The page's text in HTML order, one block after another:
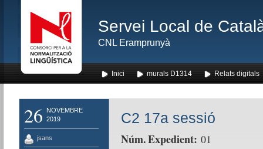
Servei Local de
CNL Eramprunyà
Inici murals D1314 Relats digitals
26
NOVEMBRE
2019
jsans
C2 17a sessió
Núm. Expedient: 01